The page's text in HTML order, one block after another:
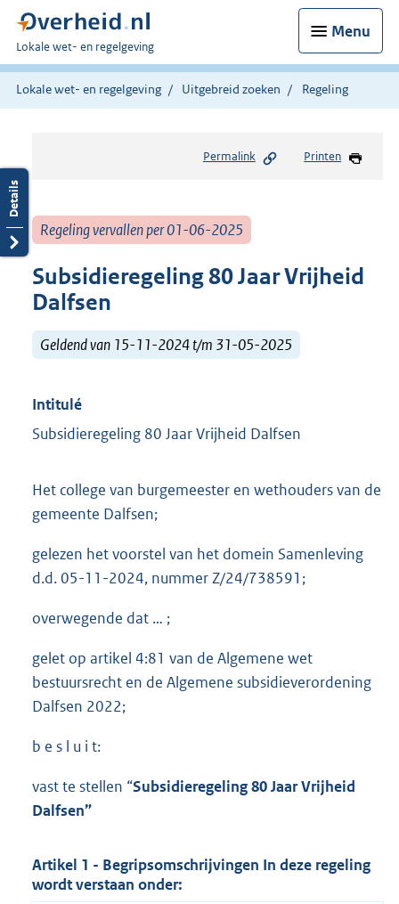
Menu
U
bent
hier:
Lokale wet- en regelgeving
Lokale wet- en regelgeving Uitgebreid zoeken Regeling
Permalink Printen
Regeling vervallen per 01-06-2025
Subsidieregeling 80 Jaar Vrijheid
Dalfsen
Geldend van 15-11-2024 t/m 31-05-2025
Intitulé
Subsidieregeling 80 Jaar Vrijheid Dalfsen
Het college van burgemeester en wethouders van de
gemeente Dalfsen;
gelezen het voorstel van het domein Samenleving
d.d. 05-11-2024, nummer Z/24/738591;
overwegende dat … ;
gelet op artikel 4:81 van de Algemene wet
bestuursrecht en de Algemene subsidieverordening
Dalfsen 2022;
b e s l u i t:
vast te stellen “Subsidieregeling 80 Jaar Vrijheid
Dalfsen”
Artikel 1 - Begripsomschrijvingen In deze regeling
wordt verstaan onder: